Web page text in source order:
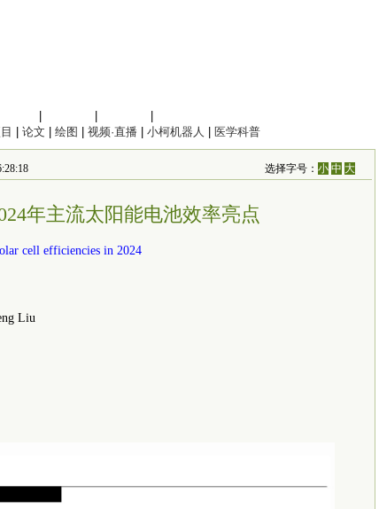
论文 绘图 视频·直播 小柯机器人 医学科普
选择字号：小 中 大
年主流太阳能电池效率亮点
cell efficiencies in 2024
Liu